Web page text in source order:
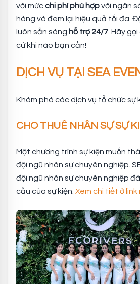
với mứcchi phí phù hợpvới ngân
hàng và đem lại hiệu quả tối đa.
luôn sẵn sàng hỗ trợ 24/7. Hãy
cứ khi nào bạn cần!
DỊCH VỤ TẠI SEA
Khám phá các dịch vụ tổ chức sự
CHO THUÊ NHÂN SỰ SỰ
Một chương trình sự kiện muốn
đội ngũ nhân sự chuyên nghiệp.
đội ngũ nhân sự chuyên nghiệp
cầu của sự kiện. Xem chi tiết ở link